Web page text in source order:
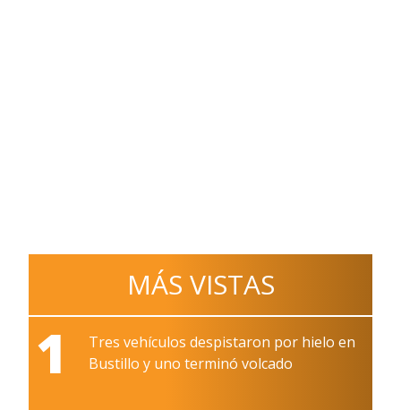
MÁS VISTAS
1
Tres vehículos despistaron por hielo en
Bustillo y uno terminó volcado